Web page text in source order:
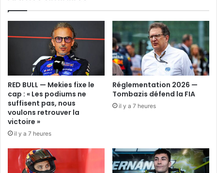
RED BULL — Mekies fixe le
cap : « Les podiums ne
suffisent pas, nous
voulons retrouver la
victoire »
il y a 7 heures
Réglementation 2026 —
Tombazis défend la FIA
il y a 7 heures